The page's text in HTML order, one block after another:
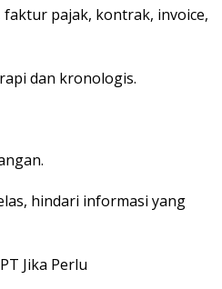
faktur pajak, kontrak, invoice,
dan kronologis.
hindari informasi yang
Jika Perlu